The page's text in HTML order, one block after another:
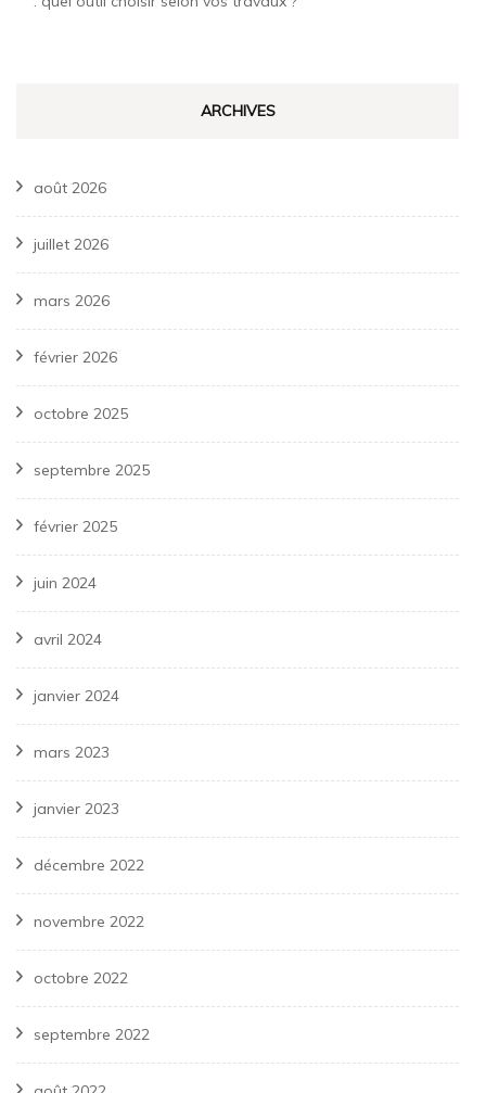
ARCHIVES
août 2026
juillet 2026
mars 2026
février 2026
octobre 2025
septembre 2025
février 2025
juin 2024
avril 2024
janvier 2024
mars 2023
janvier 2023
décembre 2022
novembre 2022
octobre 2022
septembre 2022